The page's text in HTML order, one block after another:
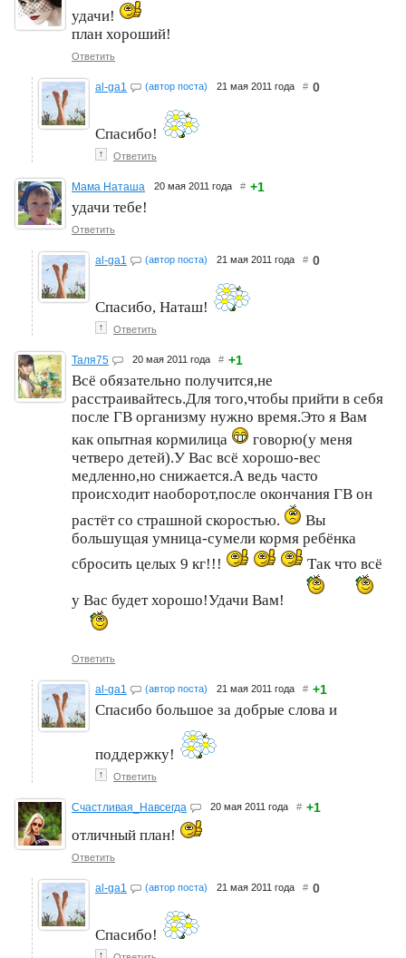
удачи!
план хороший!
Ответить
al-ga1 (автор поста) 21 мая 2011 года # 0
Спасибо!
↑ Ответить
Мама Наташа 20 мая 2011 года # +1
удачи тебе!
Ответить
al-ga1 (автор поста) 21 мая 2011 года # 0
Спасибо, Наташ!
↑ Ответить
Таля75 20 мая 2011 года # +1
Всё обязательно получится,не
расстраивайтесь.Для того,чтобы прийти в себя
после ГВ организму нужно время.Это я Вам
как опытная кормилица
говорю(у меня
четверо детей).У Вас всё хорошо-вес
медленно,но снижается.А ведь часто
происходит наоборот,после окончания ГВ он
растёт со страшной скоростью.
Вы
большущая умница-сумели кормя ребёнка
сбросить целых 9 кг!!!
Так что всё
у Вас будет хорошо!Удачи Вам!
Ответить
al-ga1 (автор поста) 21 мая 2011 года # +1
Спасибо большое за добрые слова и
поддержку!
↑ Ответить
Счастливая_Навсегда 20 мая 2011 года # +1
отличный план!
Ответить
al-ga1 (автор поста) 21 мая 2011 года # 0
Спасибо!
↑